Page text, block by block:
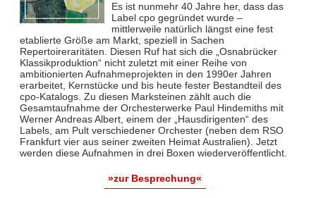
Es ist nunmehr 40 Jahre her, dass das
Label cpo gegründet wurde –
mittlerweile natürlich längst eine fest
etablierte Größe am Markt, speziell in Sachen
Repertoireraritäten. Diesen Ruf hat sich die „Osnabrücker
Klassikproduktion“ nicht zuletzt mit einer Reihe von
ambitionierten Aufnahmeprojekten in den 1990er Jahren
erarbeitet, Kernstücke und bis heute fester Bestandteil des
cpo-Katalogs. Zu diesen Marksteinen zählt auch die
Gesamtaufnahme der Orchesterwerke Paul Hindemiths mit
Werner Andreas Albert, einem der „Hausdirigenten“ des
Labels, am Pult verschiedener Orchester (neben dem RSO
Frankfurt vier aus seiner zweiten Heimat Australien). Jetzt
werden diese Aufnahmen in drei Boxen wiederveröffentlicht.
»zur Besprechung«